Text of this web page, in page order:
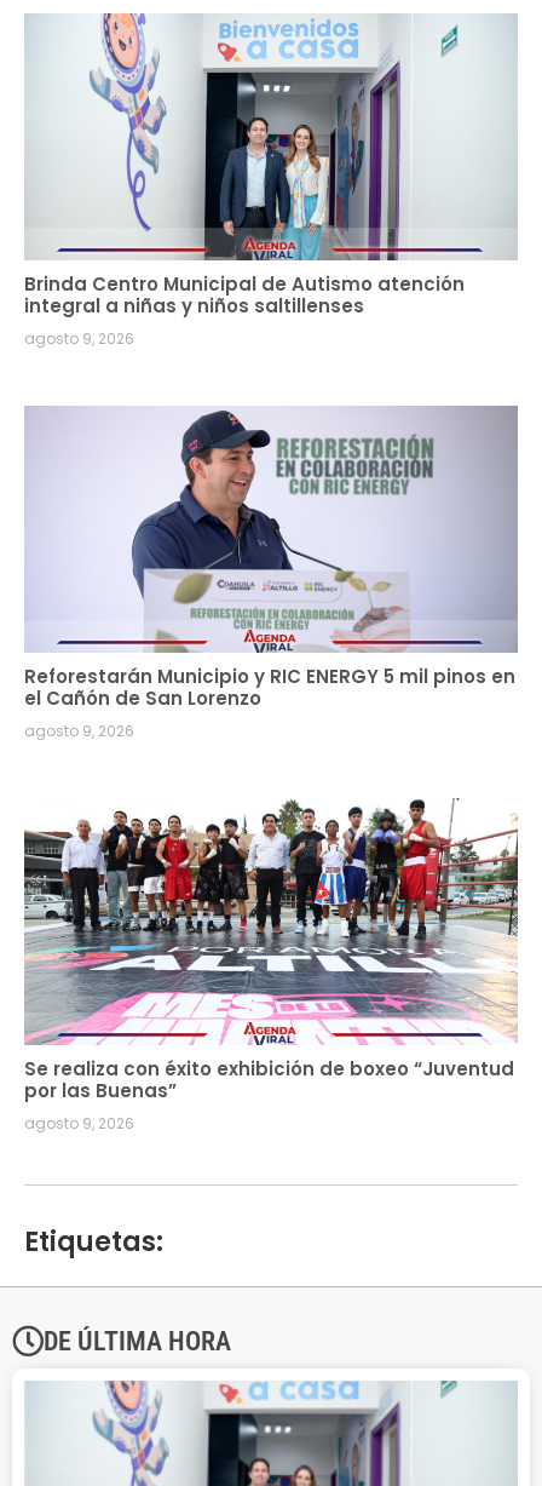
Brinda Centro Municipal de Autismo atención
integral a niñas y niños saltillenses
agosto 9, 2026
Reforestarán Municipio y RIC ENERGY 5 mil pinos en
el Cañón de San Lorenzo
agosto 9, 2026
Se realiza con éxito exhibición de boxeo “Juventud
por las Buenas”
agosto 9, 2026
Etiquetas:
DE ÚLTIMA HORA